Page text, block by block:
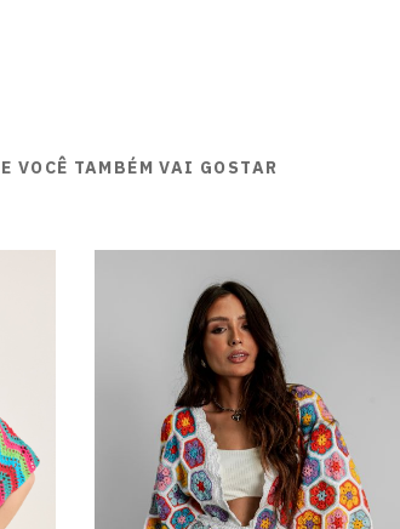
VOCÊ TAMBÉM VAI GOSTAR